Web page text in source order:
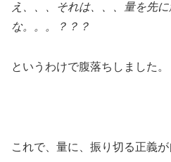
え、、、それは、、、量を先
な。。。？？？
というわけで腹落ちしました。
これで、量に、振り切る正義